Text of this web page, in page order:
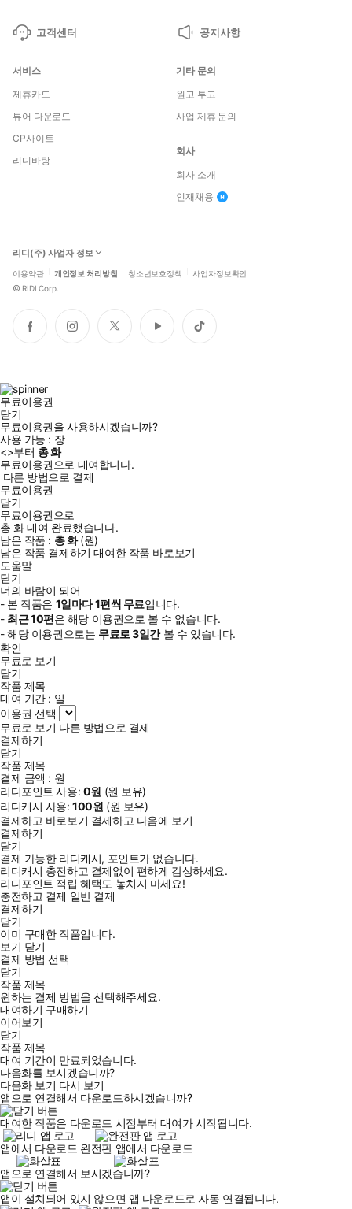
고객센터 공지사항
서비스
제휴카드
뷰어 다운로드
CP사이트
리디바탕
기타 문의
원고 투고
사업 제휴 문의
회사
회사 소개
인재채용
리디(주) 사업자 정보
이용약관 개인정보 처리방침 청소년보호정책 사업자정보확인
© RIDI Corp.
페
이
인
스
트
위
유
튜
틱
톡
무료이용권
닫기
무료이용권을 사용하시겠습니까?
사용 가능 : 장
<>부터 총화
무료이용권으로 대여합니다.
다른 방법으로 결제
무료이용권
닫기
무료이용권으로
총 화대여 완료했습니다.
남은 작품 : 총화(원)
남은 작품 결제하기 대여한 작품 바로보기
도움말
닫기
너의 바람이 되어
- 본 작품은 1일마다1편씩 무료입니다.
- 최근10편은 해당 이용권으로 볼 수 없습니다.
- 해당 이용권으로는 무료로3일간볼 수 있습니다.
확인
무료로 보기
닫기
작품 제목
대여 기간 : 일
이용권 선택
무료로 보기 다른 방법으로 결제
결제하기
닫기
작품 제목
결제 금액 : 원
리디포인트 사용: 0원 (원 보유)
리디캐시 사용:100원 (원 보유)
결제하고 바로보기 결제하고 다음에 보기
결제하기
닫기
결제 가능한 리디캐시, 포인트가 없습니다.
리디캐시 충전하고 결제없이 편하게 감상하세요.
리디포인트 적립 혜택도 놓치지 마세요!
충전하고 결제 일반 결제
결제하기
닫기
이미 구매한 작품입니다.
보기 닫기
결제 방법 선택
닫기
작품 제목
원하는 결제 방법을 선택해주세요.
대여하기 구매하기
이어보기
닫기
작품 제목
대여 기간이 만료되었습니다.
다음화를 보시겠습니까?
다음화 보기 다시 보기
앱으로 연결해서 다운로드하시겠습니까?
대여한 작품은 다운로드 시점부터 대여가 시작됩니다.
앱에서 다운로드 완전판 앱에서 다운로드
앱으로 연결해서 보시겠습니까?
앱이 설치되어 있지 않으면 앱 다운로드로 자동 연결됩니다.